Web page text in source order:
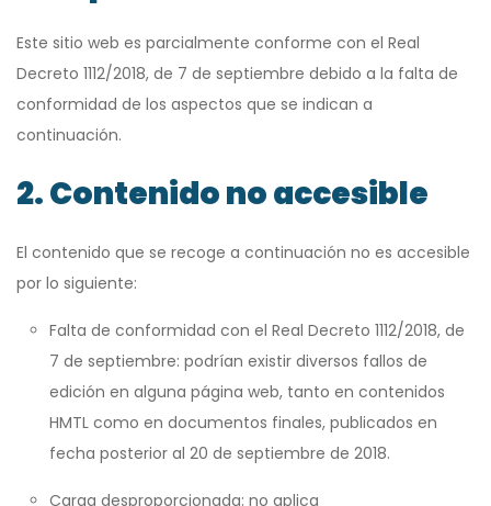
Este sitio web es parcialmente conforme con el Real
Decreto 1112/2018, de 7 de septiembre debido a la falta de
conformidad de los aspectos que se indican a
continuación.
2. Contenido no accesible
El contenido que se recoge a continuación no es accesible
por lo siguiente:
Falta de conformidad con el Real Decreto 1112/2018, de
7 de septiembre: podrían existir diversos fallos de
edición en alguna página web, tanto en contenidos
HMTL como en documentos finales, publicados en
fecha posterior al 20 de septiembre de 2018.
Carga desproporcionada: no aplica